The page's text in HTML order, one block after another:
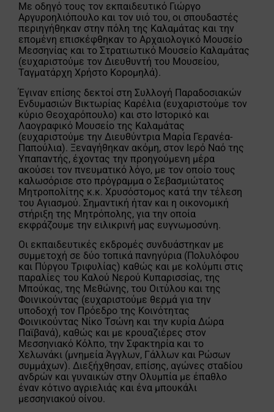
Με οδηγό τους τον εκπαιδευτικό Γιώργο
Αργυροηλιόπουλο και τον υιό του, οι σπουδαστές
περιηγήθηκαν στην πόλη της Καλαμάτας και την
επομένη επισκέφθηκαν το Αρχαιολογικό Μουσείο
Μεσσηνίας και το Στρατιωτικό Μουσείο Καλαμάτας
(ευχαριστούμε τον Διευθυντή του Μουσείου,
Ταγματάρχη Χρήστο Κορομηλά).
Έγιναν επίσης δεκτοί στη Συλλογή Παραδοσιακών
Ενδυμασιών Βικτωρίας Καρέλια (ευχαριστούμε τον
κύριο Θεοχαρόπουλο) και στο Ιστορικό και
Λαογραφικό Μουσείο της Καλαμάτας
(ευχαριστούμε την Διευθύντρια Μαρία Γερανέα-
Παπούλια). Ξεναγήθηκαν ακόμη, στον Ιερό Ναό της
Υπαπαντής, έχοντας την προηγούμενη μέρα
ακούσει τον πνευματικό λόγο, με τον οποίο τους
καλωσόρισε στο πρόγραμμα ο Σεβασμιώτατος
Μητροπολίτης κ.κ. Χρυσόστομος κατά την τέλεση
του Αγιασμού. Σημαντική ήταν και η οικονομική
στήριξη της Μητρόπολης, για την οποία
εκφράζουμε την ειλικρινή μας ευγνωμοσύνη.
Οι εκπαιδευτικές εκδρομές συνδυάστηκαν με
συμμετοχή σε δύο τοπικά πανηγύρια (Πολυλόφου
και Πύργου Τριφυλίας) καθώς και με κολύμπι στις
παραλίες του Καλού Νερού Κυπαρισσίας, της
Μπούκας, της Μεθώνης, του Οιτύλου και της
Φοινικούντας (ευχαριστούμε θερμά για την
υποδοχή τον Πρόεδρο της Κοινότητας
Φοινικούντας Νίκο Τσώνη και την κυρία Δώρα
Παϊβανά), καθώς και με κρουαζιέρες στον
Μεσσηνιακό Κόλπο, την Σφακτηρία και το
Χελωνάκι (μνημεία Άγγλων, Γάλλων και Ρώσων
συμμάχων). Διεξήχθησαν, επίσης, αγώνες σταδίου
ανδρών και γυναικών στην Ολυμπία με έπαθλο
έναν κότινο αγριελιάς και ένα μπουκάλι
μεσσηνιακού οίνου.